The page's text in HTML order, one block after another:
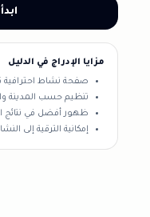
مزايا الإدراج في الدليل
صفحة نشاط احترافية
تنظيم حسب المدينة
ظهور أفضل في نتائج
إمكانية الترقية إلى